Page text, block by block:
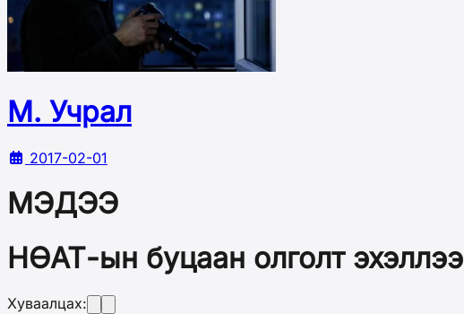
М. Учрал
2017-02-01
МЭДЭЭ
НӨАТ-ын буцаан олголт эхэллээ
Хуваалцах: